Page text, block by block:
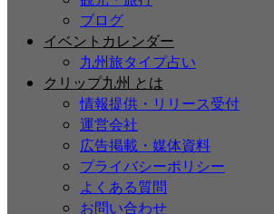
ブログ
イベントカレンダー
九州旅タイプ占い
クリップ九州 とは
情報提供・リリース受付
運営会社
広告掲載・媒体資料
プライバシーポリシー
よくある質問
お問い合わせ